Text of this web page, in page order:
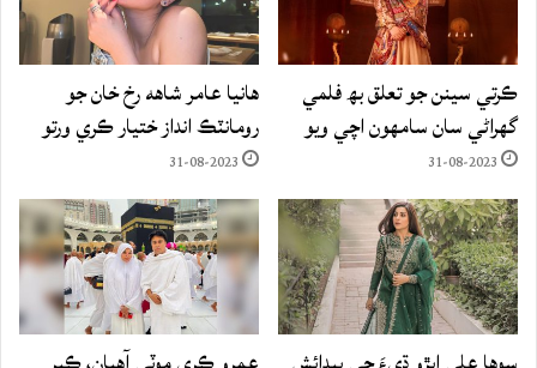
ڪرتي سينن جو تعلق بھ فلمي
گهراڻي سان سامهون اچي ويو
31-08-2023
هانيا عامر شاهه رخ خان جو
رومانٽڪ انداز ختيار ڪري ورتو
31-08-2023